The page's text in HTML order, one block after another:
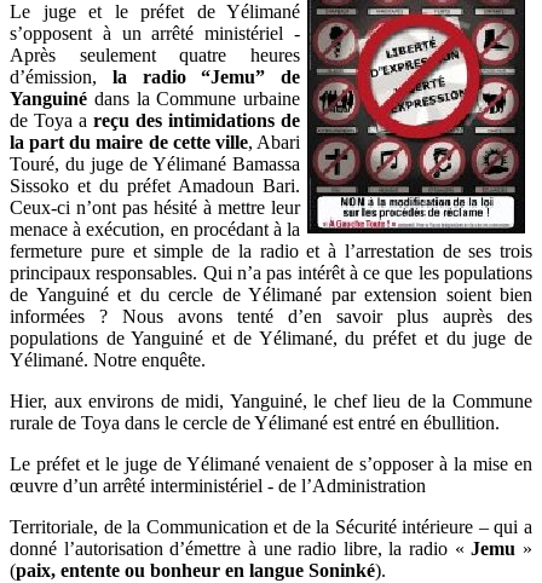
Le juge et le préfet de Yélimané
s’opposent à un arrêté ministériel -
Après seulement quatre heures
d’émission, la radio “Jemu” de
Yanguiné dans la Commune urbaine
de Toya a reçu des intimidations de
la part du maire de cette ville, Abari
Touré, du juge de Yélimané Bamassa
Sissoko et du préfet Amadoun Bari.
Ceux-ci n’ont pas hésité à mettre leur
menace à exécution, en procédant à la
fermeture pure et simple de la radio et à l’arrestation de ses trois
principaux responsables. Qui n’a pas intérêt à ce que les populations
de Yanguiné et du cercle de Yélimané par extension soient bien
informées ? Nous avons tenté d’en savoir plus auprès des
populations de Yanguiné et de Yélimané, du préfet et du juge de
Yélimané. Notre enquête.
Hier, aux environs de midi, Yanguiné, le chef lieu de la Commune
rurale de Toya dans le cercle de Yélimané est entré en ébullition.
Le préfet et le juge de Yélimané venaient de s’opposer à la mise en
œuvre d’un arrêté interministériel - de l’Administration
Territoriale, de la Communication et de la Sécurité intérieure – qui a
donné l’autorisation d’émettre à une radio libre, la radio «Jemu »
(paix, entente ou bonheur en langue Soninké).